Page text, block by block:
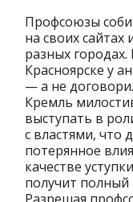
Профсоюзы
на своих
разных
Красноярске у
— а не
Кремль
выступать в
с властями, что
потерянное
качестве
получит полный